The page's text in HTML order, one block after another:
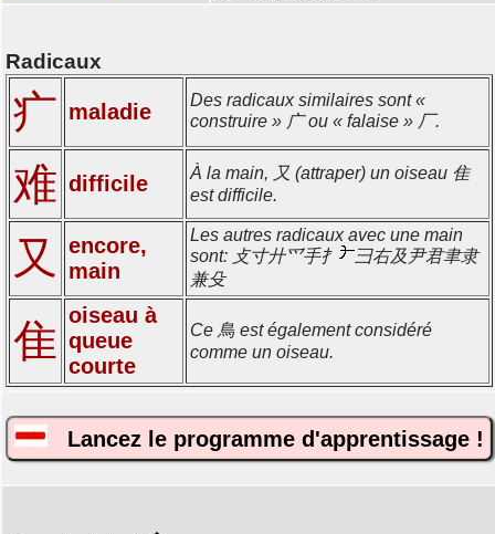
Radicaux
疒 maladie
Des radicaux similaires sont «
construire » 广 ou « falaise » 厂.
难 difficile
À la main, 又 (attraper) un oiseau 隹
est difficile.
又
encore,
main
Les autres radicaux avec une main
sont: 攴寸廾爫手扌
彐右及尹君聿隶
兼殳
隹
oiseau à
queue
courte
Ce 鳥 est également considéré
comme un oiseau.
Lancez le programme d'apprentissage !